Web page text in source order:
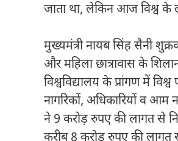
जाता था, लेकिन आज विश्व के
मुख्यमंत्री नायब सिंह सैनी
और महिला छात्रावास के
विश्वविद्यालय के प्रांगण में
नागरिकों, अधिकारियों व आम
ने 9 करोड़ रुपए की लागत से
करीब 8 करोड़ रुपए की लागत